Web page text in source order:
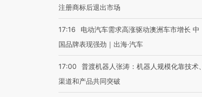
注册商标后退出市场
17:16
电动汽车需求高涨驱动澳洲车市增长 中
国品牌表现强劲｜出海·汽车
17:00
普渡机器人张涛：机器人规模化靠技术、
渠道和产品共同突破